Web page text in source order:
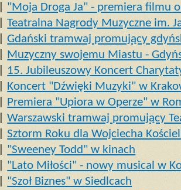
"Moja Droga Ja" - premiera filmu
|Teatralna Nagrody Muzyczne im.
|Gdański tramwaj promujący
Muzyczny swojemu Miastu -
15. Jubileuszowy Koncert
Koncert "Dźwięki Muzyki" w
Premiera "Upiora w Operze" w
|Warszawski tramwaj promujący
|Sztorm Roku dla Wojciecha
"Sweeney Todd" w kinach
"Lato Miłości" - nowy musical w
"Szoł Biznes" w Siedlcach